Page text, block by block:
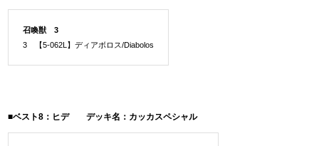
召喚獣 3
3 【5-062L】ディアボロス/Diabolos
■ベスト8：ヒデ デッキ名：カッカスペシャル